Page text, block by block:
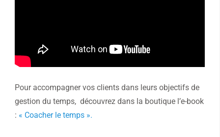
Pour accompagner vos clients dans leurs objectifs de
gestion du temps, découvrez dans la boutique l’e-book
: « Coacher le temps ».